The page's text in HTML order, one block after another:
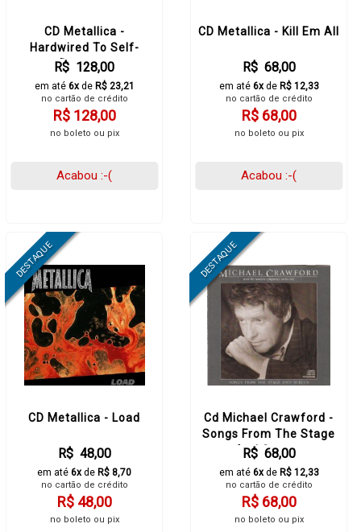
CD Metallica -
Hardwired To Self-
Destruct
R$ 128,00
em até 6xde R$ 23,21
no cartão de crédito
R$ 128,00
no boleto ou pix
Acabou :-(
CD Metallica - Kill Em All
R$ 68,00
em até 6xde R$ 12,33
no cartão de crédito
R$ 68,00
no boleto ou pix
Acabou :-(
CD Metallica - Load
R$ 48,00
em até 6xde R$ 8,70
no cartão de crédito
R$ 48,00
no boleto ou pix
Cd Michael Crawford -
Songs From The Stage
And Screen
R$ 68,00
em até 6xde R$ 12,33
no cartão de crédito
R$ 68,00
no boleto ou pix